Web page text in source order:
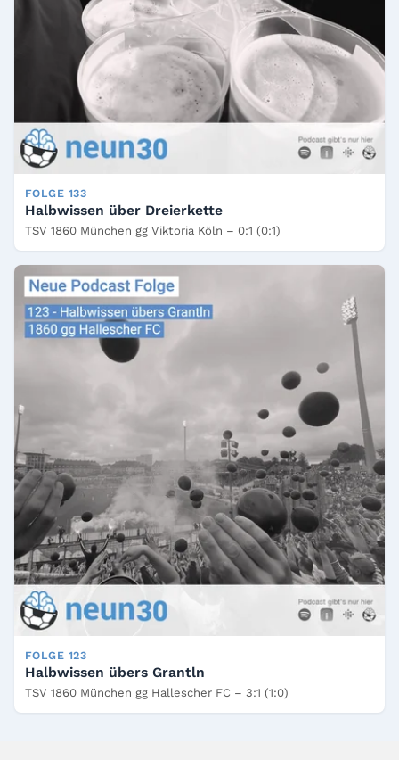
FOLGE 133
Halbwissen über Dreierkette
TSV 1860 München gg Viktoria Köln – 0:1 (0:1)
FOLGE 123
Halbwissen übers Grantln
TSV 1860 München gg Hallescher FC – 3:1 (1:0)